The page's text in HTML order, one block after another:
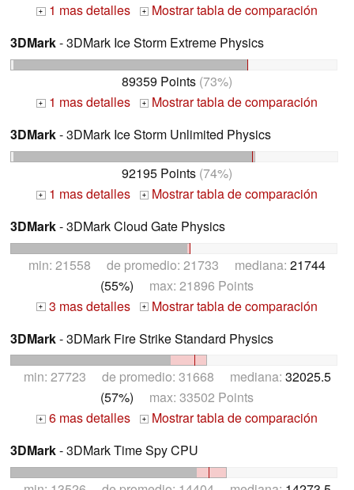
+ 1 mas detalles +
Mostrar tabla de comparación
3DMark- 3DMark Ice Storm Extreme Physics
89359 Points (73%)
+ 1 mas detalles +
Mostrar tabla de comparación
3DMark- 3DMark Ice Storm Unlimited Physics
92195 Points (74%)
+ 1 mas detalles +
Mostrar tabla de comparación
3DMark- 3DMark Cloud Gate Physics
min: 21558 de promedio: 21733 mediana: 21744
(55%) max: 21896 Points
+ 3 mas detalles +
Mostrar tabla de comparación
3DMark- 3DMark Fire Strike Standard Physics
min: 27723 de promedio: 31668 mediana: 32025.5
(57%) max: 33502 Points
+ 6 mas detalles +
Mostrar tabla de comparación
3DMark- 3DMark Time Spy CPU